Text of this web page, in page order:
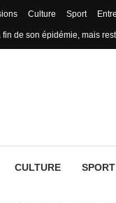
Culture Sport
fin de son épidémie, mais
CULTURE SPORT